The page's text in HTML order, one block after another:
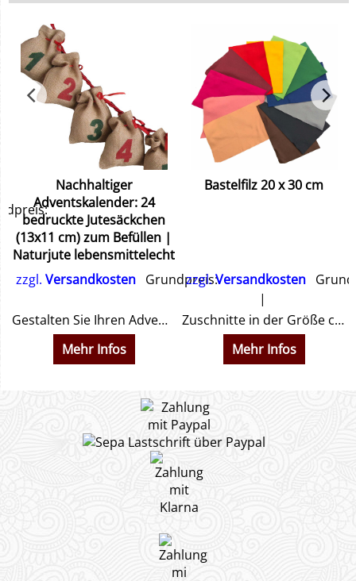
Nachhaltiger
Adventskalender: 24
bedruckte Jutesäckchen
(13x11 cm) zum Befüllen |
Naturjute lebensmittelecht
zzgl.Versandkosten Grundpreis:
Gestalten Sie Ihren Adventskalender nachhaltig! 24 bedruckte Jutesäckchen (13x11 cm) aus Naturjute. Lebensmittelecht, wiederverwendbar & rustikal. Jetzt entdecken!
Mehr Infos
Bastelfilz 20 x 30 cm
zzgl.Versandkosten
Zuschnitte in der Größe ca. 20 x 30 cm, zum Basteln
Mehr Infos